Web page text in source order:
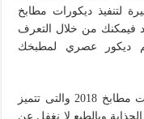
لتنفيذ ديكورات مطابخ
فيمكنك من خلال التعرف
ديكور عصري لمطبخك
اليوم سنأخذكم معنا فى جولة حول ديكورات مطابخ 2018 والتى تتميز
الجذابة وبالطبع لا نغفل عن